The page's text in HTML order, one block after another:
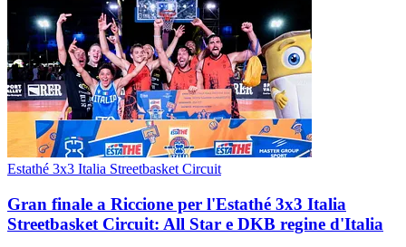
Estathé 3x3 Italia Streetbasket Circuit
Gran finale a Riccione per l'Estathé 3x3 Italia
Streetbasket Circuit: All Star e DKB regine d'Italia